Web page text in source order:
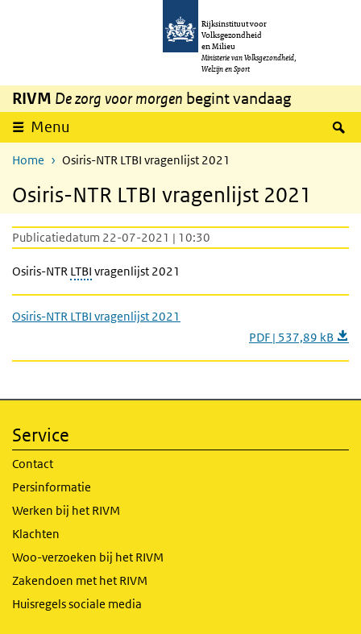
Overslaan en naar de inhoud gaan
Rijksinstituut voor
Volksgezondheid
en Milieu
Ministerie van Volksgezondheid,
Welzijn en Sport
RIVM De zorg voor morgen begint vandaag
Menu
Home Osiris-NTR LTBI vragenlijst 2021
Osiris-NTR LTBI vragenlijst 2021
Publicatiedatum 22-07-2021 | 10:30
Osiris-NTR LTBI vragenlijst 2021
Osiris-NTR LTBI vragenlijst 2021
PDF | 537,89 kB
Service
Contact
Persinformatie
Werken bij het RIVM
Klachten
Woo-verzoeken bij het RIVM
Zakendoen met het RIVM
Huisregels sociale media